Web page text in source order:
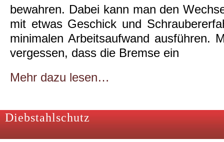
bewahren. Dabei kann man den
mit etwas Geschick und
minimalen Arbeitsaufwand ausführen.
vergessen, dass die Bremse ein
Mehr dazu lesen…
Diebstahlschutz